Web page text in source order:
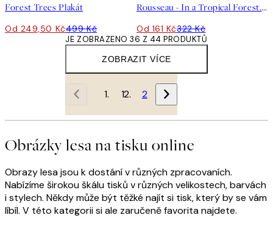
Forest Trees Plakát
Od 249,50 Kč499 Kč
Rousseau - In a Tropical Forest. Struggle Between Tiger and Bull Plakát
Od 161 Kč322 Kč
ZOBRAZIT VÍCE
JE ZOBRAZENO 36 Z 44 PRODUKTŮ
1 2
Obrázky lesa na tisku online
Obrazy lesa jsou k dostání v různých zpracovaních.
Nabízíme širokou škálu tisků v různých velikostech, barvách
i stylech. Někdy může být těžké najít si tisk, který by se vám
líbíl. V této kategorii si ale zaručeně favorita najdete.